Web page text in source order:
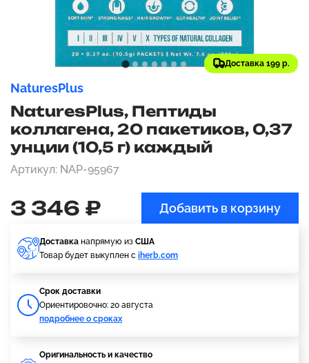
Доставка 199 р.
NaturesPlus
NaturesPlus, Пептиды
коллагена, 20 пакетиков, 0,37
унции (10,5 г) каждый
Артикул: NAP-95967
3 346 ₽ Добавить в корзину
Доставка напрямую из США
Товар будет выкуплен с iherb.com
Cрок доставки
Ориентировочно: 20 августа
подробнее о сроках
Оригинальность и качество